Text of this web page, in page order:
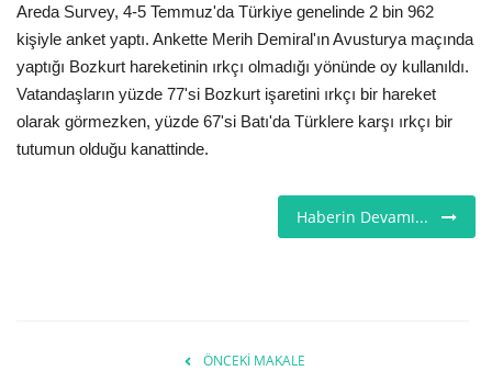
İş İlanları
Seri İlanlar
Londra
Areda Survey, 4-5 Temmuz'da Türkiye genelinde 2 bin 962
kişiyle anket yaptı. Ankette Merih Demiral'ın Avusturya maçında
yaptığı Bozkurt hareketinin ırkçı olmadığı yönünde oy kullanıldı.
Vatandaşların yüzde 77'si Bozkurt işaretini ırkçı bir hareket
olarak görmezken, yüzde 67'si Batı'da Türklere karşı ırkçı bir
tutumun olduğu kanattinde.
Haberin Devamı...
ÖNCEKI MAKALE